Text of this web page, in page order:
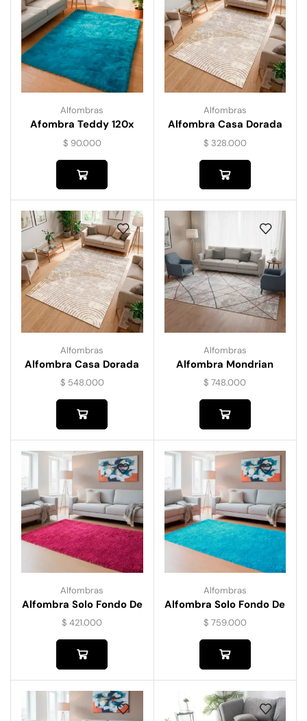
Alfombras
Afombra Teddy 120x
180
$ 90.000
Alfombras
Alfombra Casa Dorada
120×170
$ 328.000
Alfombras
Alfombra Casa Dorada
160×230
$ 548.000
Alfombras
Alfombra Mondrian
$ 748.000
Alfombras
Alfombra Solo Fondo De
120 Cm X 170 Cm
$ 421.000
Alfombras
Alfombra Solo Fondo De
160 Cm X 230 Cm
$ 759.000